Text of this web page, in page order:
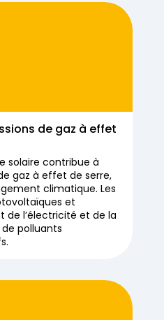
de gaz à effet
solaire contribue à
gaz à effet de serre,
climatique. Les
et
de l’électricité et de la
polluants